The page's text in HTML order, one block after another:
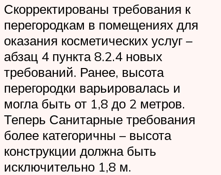
Скорректированы требования к
перегородкам в помещениях для
оказания косметических услуг –
абзац 4 пункта 8.2.4 новых
требований. Ранее, высота
перегородки варьировалась и
могла быть от 1,8 до 2 метров.
Теперь Санитарные требования
более категоричны – высота
конструкции должна быть
исключительно 1,8 м.